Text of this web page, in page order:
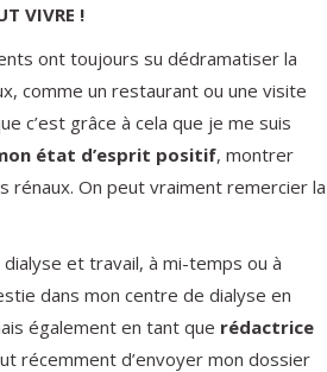
VIVRE !
ont toujours su dédramatiser la
comme un restaurant ou une visite
c’est grâce à cela que je me suis
état d’esprit positif, montrer
rénaux. On peut vraiment remercier la
dialyse et travail, à mi-temps ou à
dans mon centre de dialyse en
également en tant que rédactrice
récemment d’envoyer mon dossier